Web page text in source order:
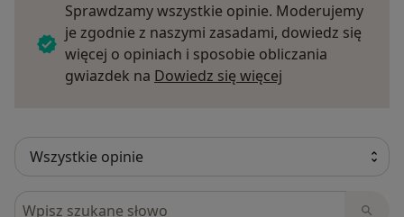
Sprawdzamy wszystkie opinie. Moderujemy
je zgodnie z naszymi zasadami, dowiedz się
więcej o opiniach i sposobie obliczania
gwiazdek na Dowiedz się więcej
Szukaj w opiniach